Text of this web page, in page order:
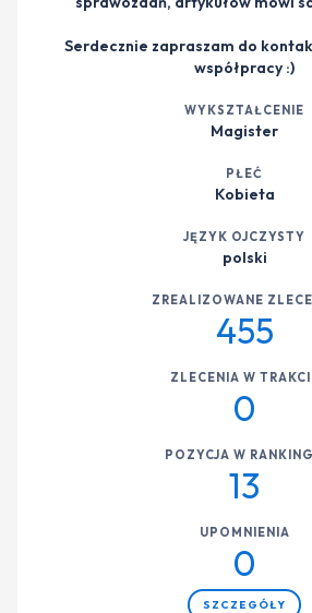
Serdecznie zapraszam do
współpracy :)
WYKSZTAŁCENIE
Magister
PŁEĆ
Kobieta
JĘZYK OJCZYSTY
polski
ZREALIZOWANE
455
ZLECENIA W
0
POZYCJA W
13
UPOMNIENIA
0
SZCZEGÓŁY